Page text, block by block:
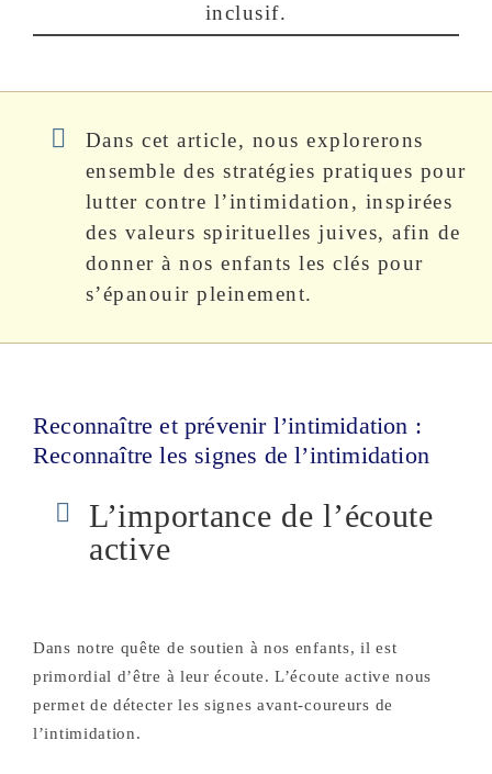
inclusif.
Dans cet article, nous explorerons
ensemble des stratégies pratiques pour
lutter contre l’intimidation, inspirées
des valeurs spirituelles juives, afin de
donner à nos enfants les clés pour
s’épanouir pleinement.
Reconnaître et prévenir l’intimidation :
Reconnaître les signes de l’intimidation
L’importance de l’écoute
active
Dans notre quête de soutien à nos enfants, il est
primordial d’être à leur écoute. L’écoute active nous
permet de détecter les signes avant-coureurs de
l’intimidation.